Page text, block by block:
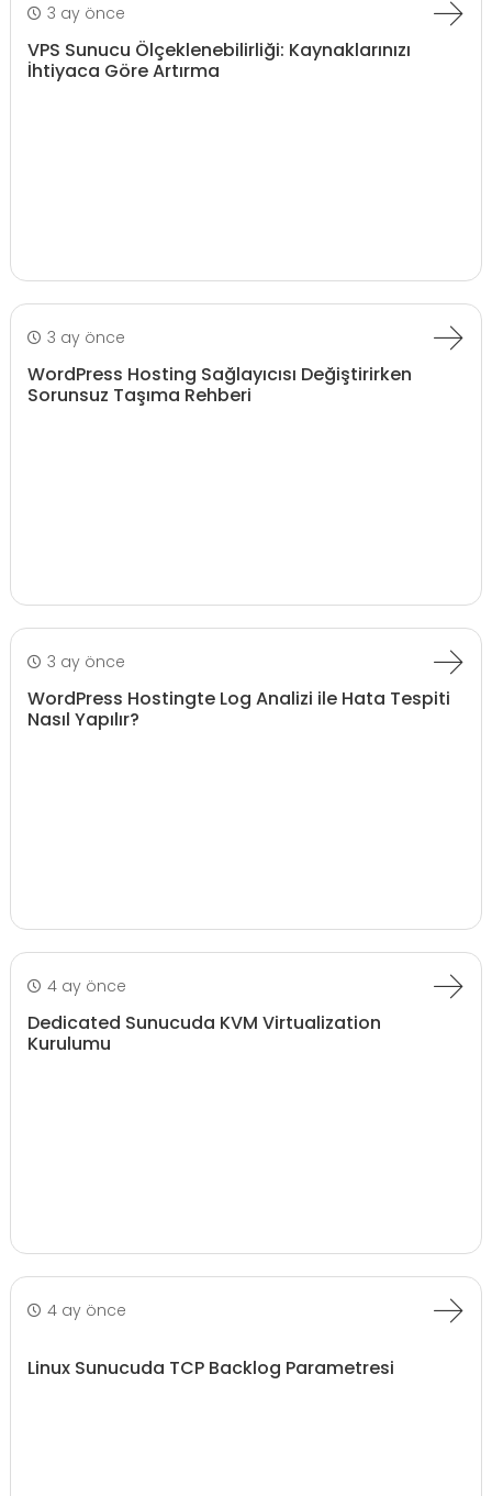
3 ay önce
VPS Sunucu Ölçeklenebilirliği: Kaynaklarınızı
İhtiyaca Göre Artırma
3 ay önce
WordPress Hosting Sağlayıcısı Değiştirirken
Sorunsuz Taşıma Rehberi
3 ay önce
WordPress Hostingte Log Analizi ile Hata Tespiti
Nasıl Yapılır?
4 ay önce
Dedicated Sunucuda KVM Virtualization
Kurulumu
4 ay önce
Linux Sunucuda TCP Backlog Parametresi